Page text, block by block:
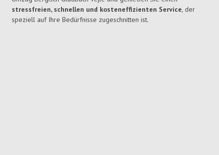
stressfreien, schnellen und kosteneffizienten Service, der
speziell auf Ihre Bedürfnisse zugeschnitten ist.